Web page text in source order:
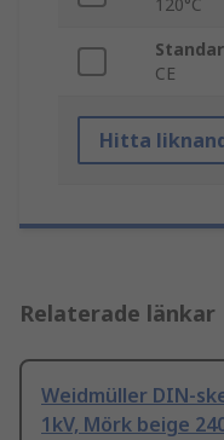
120°C
CE
Hitta
Relaterade länkar
Weidmüller DIN-
1kV, Mörk beige